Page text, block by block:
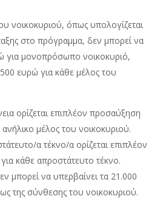
νοικοκυριού, όπως υπολογίζεται
στο πρόγραμμα, δεν μπορεί να
για μονοπρόσωπο νοικοκυριό,
ευρώ για κάθε μέλος του
ορίζεται επιπλέον προσαύξηση
μέλος του νοικοκυριού.
α τέκνο/α ορίζεται επιπλέον
κάθε απροστάτευτο τέκνο.
μπορεί να υπερβαίνει τα 21.000
της σύνθεσης του νοικοκυριού.